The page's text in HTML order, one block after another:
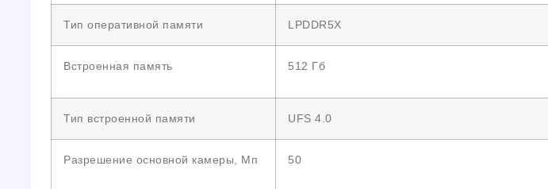
Тип оперативной памяти LPDDR5X
Встроенная память 512 Гб
Тип встроенной памяти UFS 4.0
Разрешение основной камеры, Мп 50